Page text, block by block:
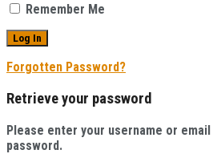
Remember Me
Forgotten Password?
Retrieve your password
Please enter your username or
password.